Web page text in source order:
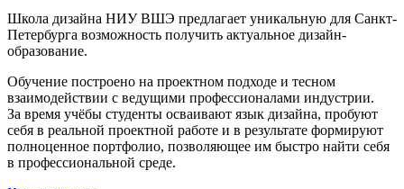
Школа дизайна НИУ ВШЭ предлагает уникальную для Санкт-
Петербурга возможность получить актуальное дизайн-
образование.
Обучение построено на проектном подходе и тесном
взаимодействии с ведущими профессионалами индустрии.
За время учёбы студенты осваивают язык дизайна, пробуют
себя в реальной проектной работе и в результате формируют
полноценное портфолио, позволяющее им быстро найти себя
в профессиональной среде.